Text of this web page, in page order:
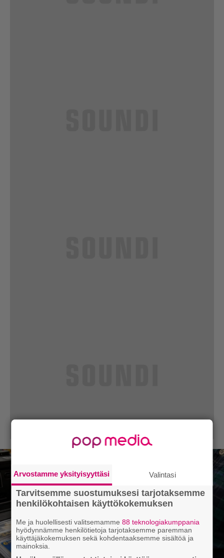
Arvostamme yksityisyyttäsi Valintasi
Tarvitsemme suostumuksesi tarjotaksemme
henkilökohtaisen käyttökokemuksen
Me ja huolellisesti valitsemamme88 teknologiakumppania
hyödynnämme henkilötietoja tarjotaksemme paremman
käyttäjäkokemuksen sekä kohdentaaksemme sisältöä ja
mainoksia.